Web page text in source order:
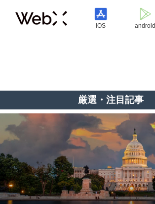
iOS android
厳選・注目記事